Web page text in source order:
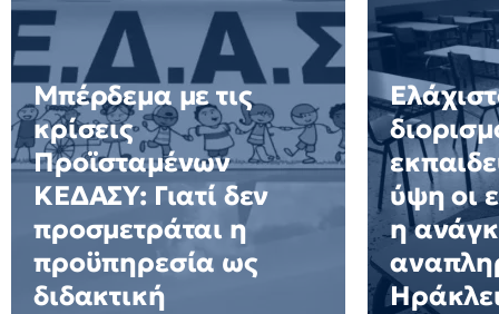
Μπέρδεμα με τις
κρίσεις
Προϊσταμένων
ΚΕΔΑΣΥ: Γιατί δεν
προσμετράται η
προϋπηρεσία ως
διδακτική
ύψη οι
η